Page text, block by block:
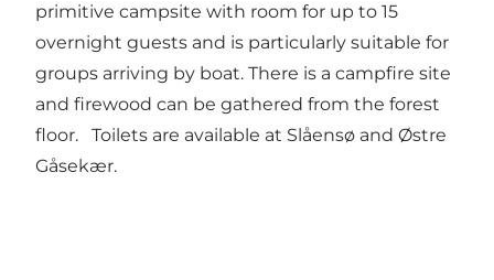
primitive campsite with room for up to 15
overnight guests and is particularly suitable for
groups arriving by boat. There is a campfire site
and firewood can be gathered from the forest
floor. Toilets are available at Slåensø and Østre
Gåsekær.